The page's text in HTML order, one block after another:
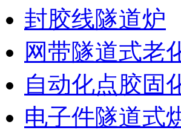
封胶线隧道炉
网带隧道式老
自动化点胶固
电子件隧道式